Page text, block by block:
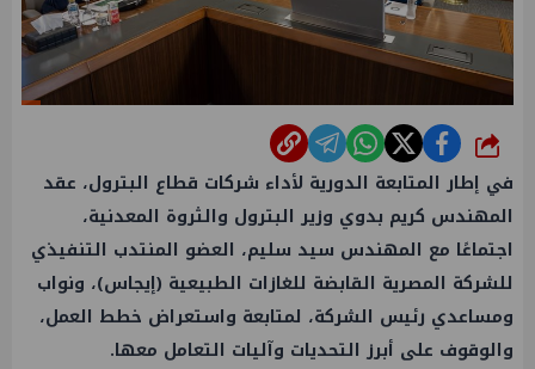
شارك
في إطار المتابعة الدورية لأداء شركات قطاع البترول، عقد
المهندس كريم بدوي وزير البترول والثروة المعدنية،
اجتماعًا مع المهندس سيد سليم، العضو المنتدب التنفيذي
للشركة المصرية القابضة للغازات الطبيعية (إيجاس)، ونواب
ومساعدي رئيس الشركة، لمتابعة واستعراض خطط العمل،
والوقوف على أبرز التحديات وآليات التعامل معها.